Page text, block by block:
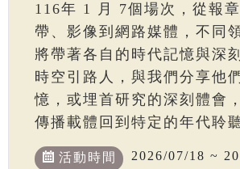
116年 1 月 7個場次，從報
帶、影像到網路媒體，不同
將帶著各自的時代記憶與深
時空引路人，與我們分享他
憶，或埋首研究的深刻體會
傳播載體回到特定的年代聆
活動時間 2026/07/18 ~